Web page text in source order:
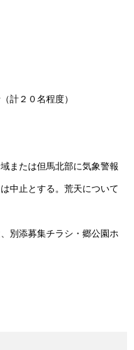
２０名程度）
または但馬北部に気象警報
中止とする。荒天について
別添募集チラシ・郷公園ホ